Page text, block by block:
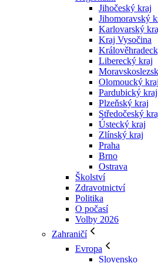
Jihočeský kraj
Jihomoravský
Karlovarský
Kraj Vysočina
Liberecký kraj
Olomoucký kraj
Pardubický kraj
Plzeňský kraj
Středočeský
Ústecký kraj
Zlínský kraj
Praha
Brno
Ostrava
Školství
Zdravotnictví
Politika
O počasí
Volby 2026
Zahraničí
Evropa
Slovensko